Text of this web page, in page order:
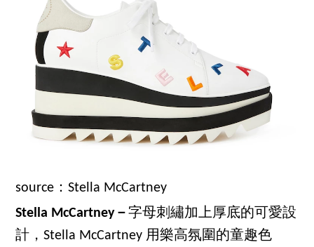
source：Stella McCartney
Stella McCartney－字母刺繡加上厚底的可愛設
計，Stella McCartney 用樂高氛圍的童趣色